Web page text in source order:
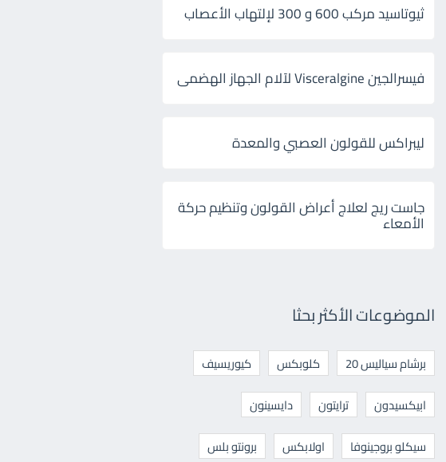
ثيوتاسيد مركب 600 و 300 لإلتهاب الأعصاب
فيسرالجين Visceralgine لآلام الجهاز الهضمى
ليبراكس للقولون العصبي والمعدة
جاست ريج لعلاج أعراض القولون وتنظيم حركة
الأمعاء
الموضوعات الأكثر بحثا
برشام سياليس 20 كلوبكس
كيوريسيف
ابيكسيدون
ترايتون
دايسينون
سيكلو بروجينوفا
اولابكس
برونتو بلس